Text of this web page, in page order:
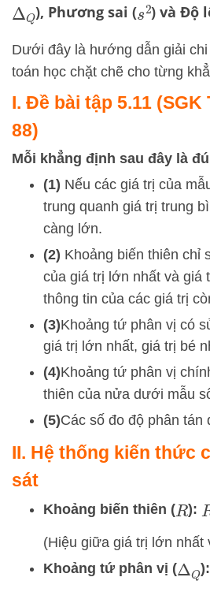
ΔQ), Phương sai (s2) và Độ
Dưới đây là hướng dẫn giải
toán học chặt chẽ cho từng
I. Đề bài tập 5.11 (SGK
88)
Mỗi khẳng định sau đây là
(1) Nếu các giá trị của
trung quanh giá trị trung
càng lớn.
(2) Khoảng biến thiên chỉ
của giá trị lớn nhất và giá
thông tin của các giá trị
(3)Khoảng tứ phân vị có
giá trị lớn nhất, giá trị bé
(4)Khoảng tứ phân vị
thiên của nửa dưới mẫu
(5)Các số đo độ phân tán
II. Hệ thống kiến thức
sát
Khoảng biến thiên (R):
(Hiệu giữa giá trị lớn nhất
Khoảng tứ phân vị (ΔQ):